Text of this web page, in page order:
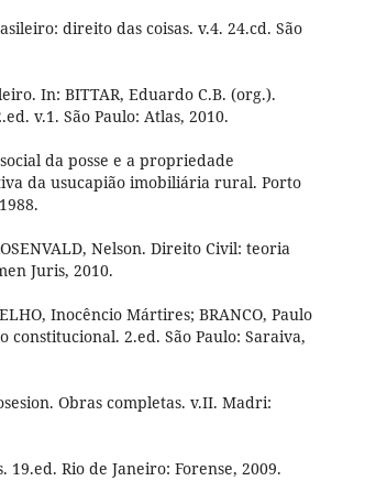
direito das coisas. v.4. 24.cd. São
In: BITTAR, Eduardo C.B. (org.).
v.1. São Paulo: Atlas, 2010.
da posse e a propriedade
da usucapião imobiliária rural. Porto
Nelson. Direito Civil: teoria
Juris, 2010.
Inocêncio Mártires; BRANCO, Paulo
constitucional. 2.ed. São Paulo: Saraiva,
Obras completas. v.II. Madri:
19.ed. Rio de Janeiro: Forense, 2009.